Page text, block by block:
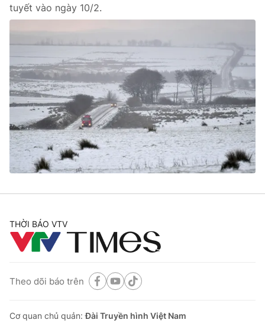
Video
VTV Money VTV Thể thao
VTV Sức khoẻ Bất động sản
Thị trường 24h Tấm lòng Việt
VTV4 Vươn mình bằng AI
Liên hệ tòa soạn
THỜI BÁO VTV
tuyết vào ngày 10/2.
THỜI BÁO VTV
Theo dõi báo trên
Cơ quan chủ quản:Đài Truyền hình Việt Nam